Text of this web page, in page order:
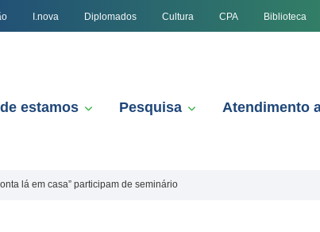
I.nova Diplomados Cultura CPA Biblioteca
estamos Pesquisa Atendimento
lá em casa” participam de seminário